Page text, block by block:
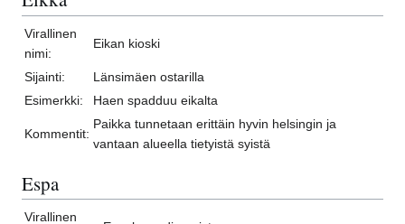
Virallinen
nimi:
Eikan kioski
Sijainti:
Länsimäen ostarilla
Esimerkki:
Haen spadduu eikalta
Kommentit:
Paikka tunnetaan erittäin hyvin helsingin ja
vantaan alueella tietyistä syistä
Espa
Virallinen